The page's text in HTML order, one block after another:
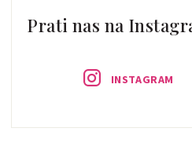
Prati nas na
INSTAGRAM